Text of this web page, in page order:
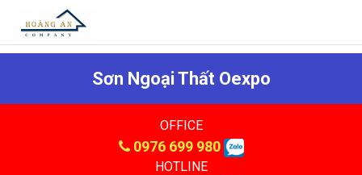
Sơn Ngoại Thất Oexpo
OFFICE
0976 699 980
HOTLINE